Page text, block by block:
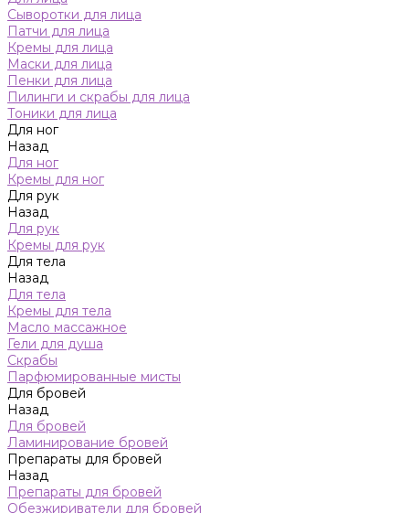
Сыворотки для лица
Патчи для лица
Кремы для лица
Маски для лица
Пенки для лица
Пилинги и скрабы для лица
Тоники для лица
Для ног
Назад
Для ног
Кремы для ног
Для рук
Назад
Для рук
Кремы для рук
Для тела
Назад
Для тела
Кремы для тела
Масло массажное
Гели для душа
Скрабы
Парфюмированные мисты
Для бровей
Назад
Для бровей
Ламинирование бровей
Препараты для бровей
Назад
Препараты для бровей
Обезжириватели для бровей